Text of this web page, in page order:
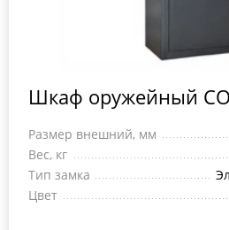
Шкаф оружейный
Размер внешний, мм
Вес, кг
Тип замка
Цвет